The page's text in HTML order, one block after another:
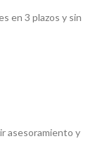
en 3 plazos y sin
asesoramiento y